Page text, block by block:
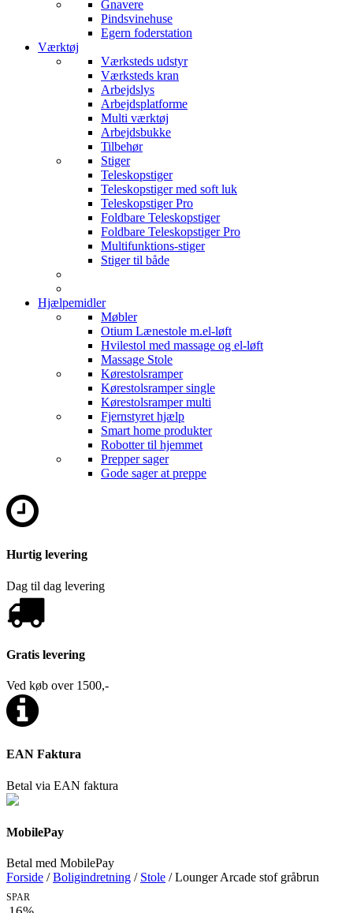
Gnavere
Pindsvinehuse
Egern foderstation
Værktøj
Værksteds udstyr
Værksteds kran
Arbejdslys
Arbejdsplatforme
Multi værktøj
Arbejdsbukke
Tilbehør
Stiger
Teleskopstiger
Teleskopstiger med soft luk
Teleskopstiger Pro
Foldbare Teleskopstiger
Foldbare Teleskopstiger Pro
Multifunktions-stiger
Stiger til både
Hjælpemidler
Møbler
Otium Lænestole m.el-løft
Hvilestol med massage og el-løft
Massage Stole
Kørestolsramper
Kørestolsramper single
Kørestolsramper multi
Fjernstyret hjælp
Smart home produkter
Robotter til hjemmet
Prepper sager
Gode sager at preppe
Hurtig levering
Dag til dag levering
Gratis levering
Ved køb over 1500,-
EAN Faktura
Betal via EAN faktura
MobilePay
Betal med MobilePay
Forside /Boligindretning / Stole / Lounger Arcade stof gråbrun
SPAR